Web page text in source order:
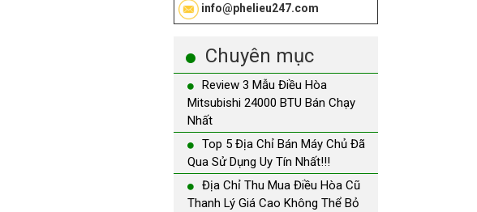
info@phelieu247.com
Chuyên mục
Review 3 Mẫu Điều Hòa
Mitsubishi 24000 BTU Bán Chạy
Nhất
Top 5 Địa Chỉ Bán Máy Chủ Đã
Qua Sử Dụng Uy Tín Nhất!!!
Địa Chỉ Thu Mua Điều Hòa Cũ
Thanh Lý Giá Cao Không Thể Bỏ